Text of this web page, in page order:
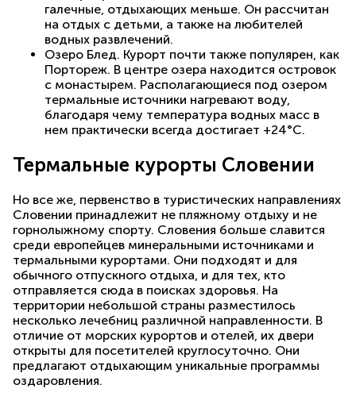
галечные, отдыхающих меньше. Он рассчитан
на отдых с детьми, а также на любителей
водных развлечений.
Озеро Блед. Курорт почти также популярен, как
Портореж. В центре озера находится островок
с монастырем. Располагающиеся под озером
термальные источники нагревают воду,
благодаря чему температура водных масс в
нем практически всегда достигает +24°С.
Термальные курорты Словении
Но все же, первенство в туристических направлениях
Словении принадлежит не пляжному отдыху и не
горнолыжному спорту. Словения больше славится
среди европейцев минеральными источниками и
термальными курортами. Они подходят и для
обычного отпускного отдыха, и для тех, кто
отправляется сюда в поисках здоровья. На
территории небольшой страны разместилось
несколько лечебниц различной направленности. В
отличие от морских курортов и отелей, их двери
открыты для посетителей круглосуточно. Они
предлагают отдыхающим уникальные программы
оздаровления.